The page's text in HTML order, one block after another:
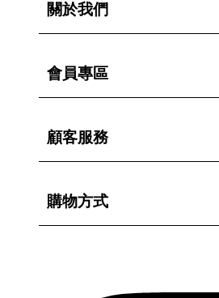
關於我們
會員專區
顧客服務
購物方式